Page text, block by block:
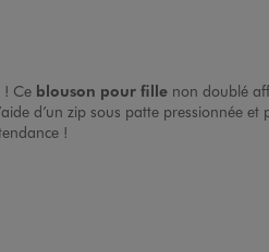
! Ce blouson pour fille non doublé
d’un zip sous patte pressionnée
!